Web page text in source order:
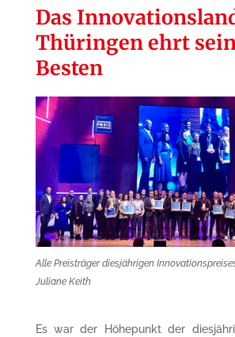
Das
Thüringen ehrt
Besten
Alle Preisträger diesjährigen
Juliane Keith
Es war der Höhepunkt der